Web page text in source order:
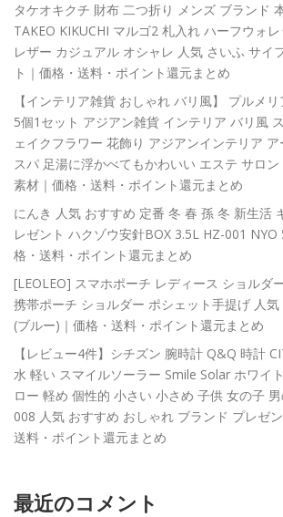
タケオキクチ 財布 二つ折り メンズ ブランド
TAKEO KIKUCHI マルゴ2 札入れ ハーフウォ
レザー カジュアル オシャレ 人気 さいふ サイ
ト｜価格・送料・ポイント還元まとめ
【インテリア雑貨 おしゃれ バリ風】 プルメ
5個1セット アジアン雑貨 インテリア バリ風
ェイクフラワー 花飾り アジアンインテリア
スパ 足湯に浮かべてもかわいい エステ サロ
素材｜価格・送料・ポイント還元まとめ
にんき 人気 おすすめ 定番 冬 春 孫 冬 新生活
レゼント ハクゾウ安針BOX 3.5L HZ-001
格・送料・ポイント還元まとめ
[LEOLEO] スマホポーチ レディース ショルダ
携帯ポーチ ショルダー ポシェット手提げ 人
(ブルー)｜価格・送料・ポイント還元まとめ
【レビュー4件】シチズン 腕時計 Q&Q 時計
水 軽い スマイルソーラー Smile Solar ホワイ
ロー 軽め 個性的 小さい 小さめ 子供 女の子
008 人気 おすすめ おしゃれ ブランド プレゼ
送料・ポイント還元まとめ
最近のコメント